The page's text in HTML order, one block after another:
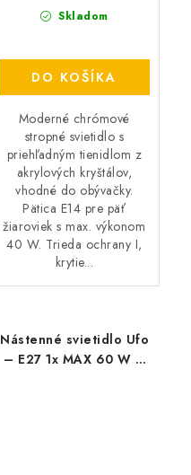
Skladom
DO KOŠÍKA
Moderné chrómové
stropné svietidlo s
priehľadným tienidlom z
akrylových kryštálov,
vhodné do obývačky.
Pätica E14 pre päť
žiaroviek s max. výkonom
40 W. Trieda ochrany I,
krytie...
Nástenné svietidlo Ufo
– E27 1x MAX 60 W –